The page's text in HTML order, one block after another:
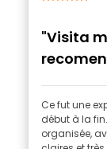
"Visita
Ce fut une
début à la
organisée,